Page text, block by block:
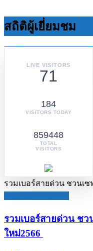
สถิติผู้เยี่ยมชม
LIVE VISITORS
71
184
VISITORS TODAY
859448
TOTAL
VISITORS
รวมเบอร์สายด่วน ชวนเซ
รวมเบอร์สายด่วน ชว
ใหม่2566